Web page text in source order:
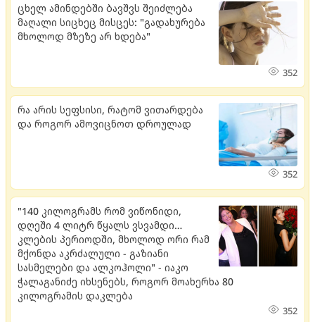
ცხელ ამინდებში ბავშვს შეიძლება
მაღალი სიცხეც მისცეს: "გადახურება
მხოლოდ მზეზე არ ხდება"
352
რა არის სეფსისი, რატომ ვითარდება
და როგორ ამოვიცნოთ დროულად
352
"140 კილოგრამს რომ ვიწონიდი,
დღეში 4 ლიტრ წყალს ვსვამდი…
კლების პერიოდში, მხოლოდ ორი რამ
მქონდა აკრძალული - გაზიანი
სასმელები და ალკოჰოლი" - იაკო
ჭალაგანიძე იხსენებს, როგორ მოახერხა 80
კილოგრამის დაკლება
352